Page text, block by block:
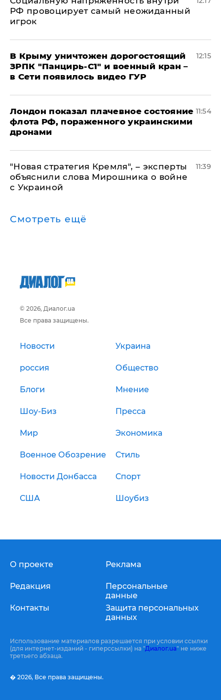
РФ провоцирует самый неожиданный
игрок
В Крыму уничтожен дорогостоящий
ЗРПК "Панцирь-С1" и военный кран –
в Сети появилось видео ГУР
12:15
Лондон показал плачевное состояние
флота РФ, пораженного украинскими
дронами
11:54
"Новая стратегия Кремля", – эксперты
объяснили слова Мирошника о войне
с Украиной
11:39
Смотреть ещё
© 2026, Диалог.ua
Все права защищены.
Новости Украина
россия Общество
Блоги Мнение
Шоу-Биз Пресса
Мир Экономика
Военное Обозрение Стиль
Новости Донбасса Спорт
США Шоубиз
О проекте
Редакция
Контакты
Реклама
Персональные
данные
Защита персональных
данных
Использование материалов разрешается при условии ссылки
(для интернет-изданий - гиперссылки) на "Диалог.ua" не ниже
третьего абзаца.
� 2026, Все права защищены.